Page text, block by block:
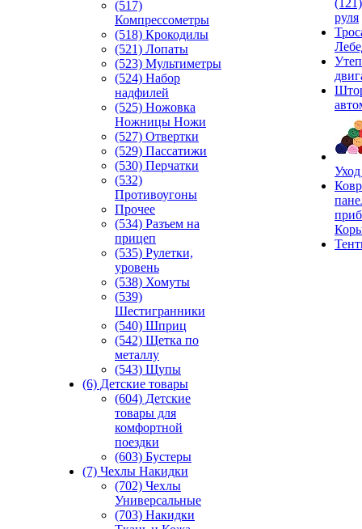
(517)
Компрессометры
(518) Крокодилы
(521) Лопаты
(523) Мультиметры
(524) Набор
надфилей
(525) Ножовка
Ножницы Ножи
(527) Отвертки
(529) Пассатижи
(530) Перчатки
(532)
Противоугоны
Прочее
(534) Разъем на
прицеп
(535) Рулетки,
уровень
(538) Хомуты
(539)
Шестигранники
(540) Шприц
(542) Щетка по
металлу
(543) Щупы
(6) Детские товары
(604) Детские
товары для
комфортной
поездки
(603) Бустеры
(7) Чехлы Накидки
(702) Чехлы
Универсальные
(703) Накидки
руля
Уход